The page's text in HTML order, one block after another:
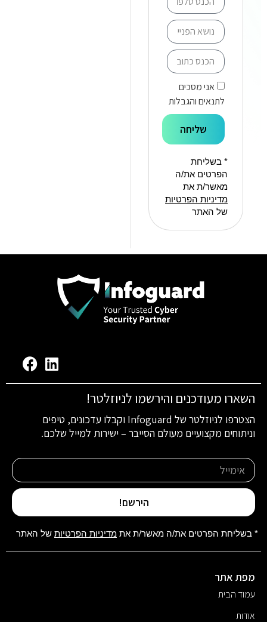
אני מסכים
לתנאים והגבלות
שליחה
* בשליחת
הפרטים את/ה
מאשר/ת את
מדיניות הפרטיות
של האתר
השארו מעודכנים והירשמו לניוזלטר!
הצטרפו לניוזלטר של Infoguard וקבלו עדכונים, טיפים
וניתוחים מקצועיים מעולם הסייבר – ישירות למייל שלכם.
הירשם!
* בשליחת הפרטים את/ה מאשר/ת את מדיניות הפרטיות של האתר
מפת אתר
עמוד הבית
אודות